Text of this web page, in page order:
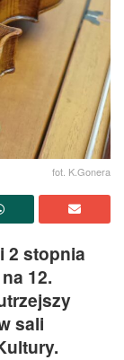
fot. K.Gonera
2 stopnia
12.
sali